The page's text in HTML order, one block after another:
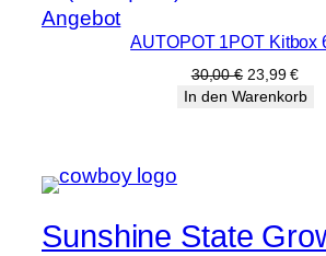
AngebotProdukt
im
Angebot
AUTOPOT 1POT Kitbox
30,00€
Preis
23,99€
Preis
In den Warenkorb
Sunshine State